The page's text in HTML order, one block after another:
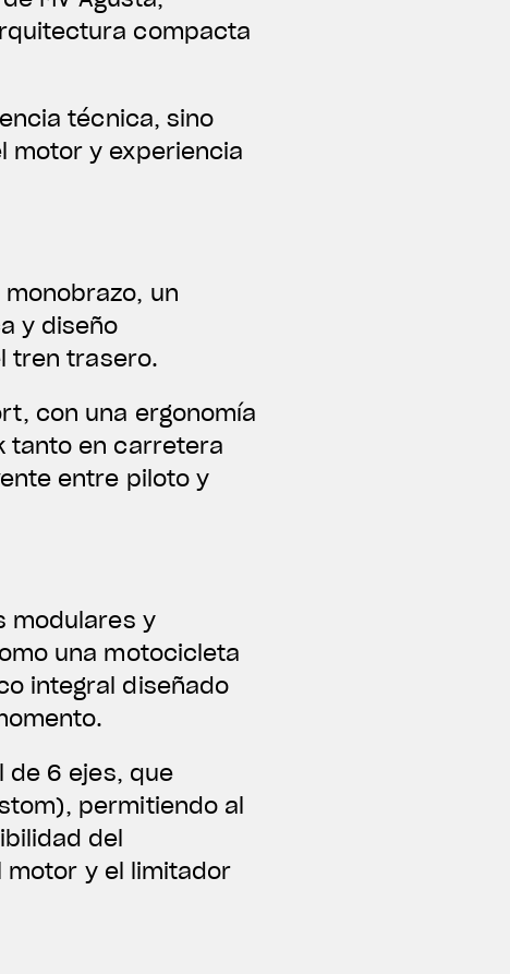
compacta
técnica, sino
motor y experiencia
un
y diseño
tren trasero.
con una ergonomía
tanto en carretera
entre piloto y
modulares y
una motocicleta
integral diseñado
de 6 ejes, que
permitiendo al
del
motor y el limitador